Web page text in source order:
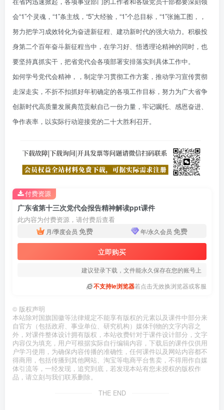
会“1”个灵魂，“1”条主线，“5”大经验，“1”个总目标，“1”张施工图，，
努力把学习成效转化为奋进新征程、建功新时代的强大动力。积极投
身第二个百年奋斗新征程当中，在学习好、悟透理论精神的同时，也
要坚持真抓实干，把省党代会各项部署安排落实到具体工作中。
如何学号党代会精神，，制定学习贯彻工作方案，推动学习宣传贯彻
走深走实，不折不扣抓好年初确定的各项工作目标，努力为广大省争
创新时代高质量发展典范贡献自己一份力量，牢记嘱托、感恩奋进、
争作表率，以实际行动迎接党的二十大胜利召开。
广东省第十三次党代会报告精神解读ppt课件
此内容为付费资源，请付费后查看
月/季度会员 免费 年/永久会员 免费
立即购买
建议登录下载，文件能永久保存在您的账号上
不支持ie浏览器若点击无效换浏览器或客服
付费资源
© 版权声明
本站除对国旗国徽等法律规定不能享有版权的元素以及课件中部分来
自官方（包括政府、事业单位、研究机构）媒体刊物的文字内容之
外，对课件整体设计拥有版权，本站收费针对于课件设计部分，文字
内容仅为填充，用户可根据实际自行编辑内容，下载后的课件仅供用
户学习使用，为确保内容传播的准确性，任何课件以及网站内容都不
得商用，包括传播到其他网站、淘宝等电商平台售卖，不得用作自媒
体引流等，一经发现，追究到底，若发现本站有您未授权的版权作
品，请立刻与我们联系删除。
THE END